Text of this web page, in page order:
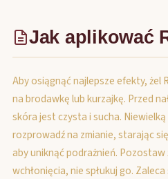
Jak aplikować
Aby osiągnąć najlepsze efekty, żel
na brodawkę lub kurzajkę. Przed
skóra jest czysta i sucha.
rozprowadź na zmianie, starając
aby uniknąć podrażnień.
wchłonięcia, nie spłukuj go.